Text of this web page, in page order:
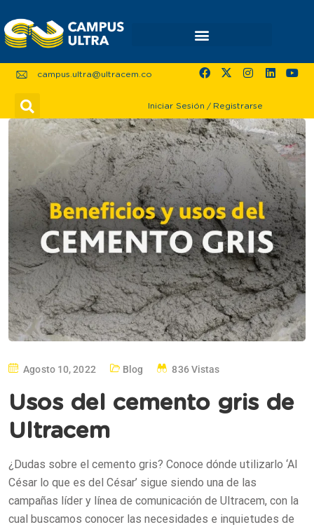
campus.ultra@ultracem.co
Iniciar Sesión / Registrarse
Agosto 10, 2022 Blog 836 Vistas
Usos del cemento gris de
Ultracem
¿Dudas sobre el cemento gris? Conoce dónde utilizarlo ‘Al
César lo que es del César’ sigue siendo una de las
campañas líder y línea de comunicación de Ultracem, con la
cual buscamos conocer las necesidades e inquietudes de